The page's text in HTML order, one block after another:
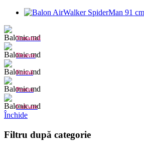
Tematică
Desene
Formă
Pentru
Culoare
Închide
Filtru după categorie